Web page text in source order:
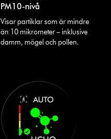
PM10-nivå
Visar partiklar som är mindre
än 10 mikrometer – inklusive
damm, mögel och pollen.